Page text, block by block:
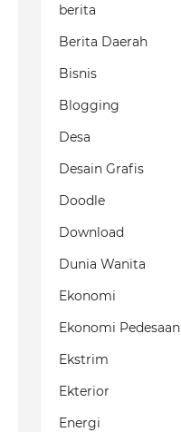
berita
Berita Daerah
Bisnis
Blogging
Desa
Desain Grafis
Doodle
Download
Dunia Wanita
Ekonomi
Ekonomi Pedesaan
Ekstrim
Ekterior
Energi